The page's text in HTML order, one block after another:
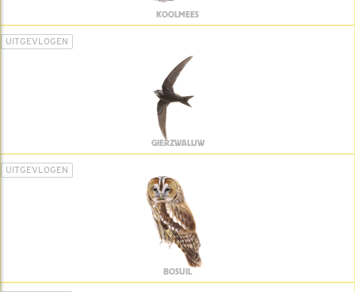
KOOLMEES
UITGEVLOGEN
GIERZWALUW
UITGEVLOGEN
BOSUIL